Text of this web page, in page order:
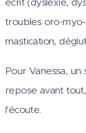
troubles oro-
mastication,
Pour Vanessa,
repose avant
l'écoute.